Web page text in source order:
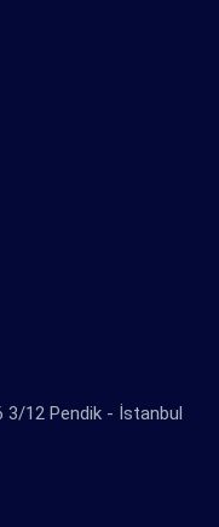
3/12 Pendik - İstanbul